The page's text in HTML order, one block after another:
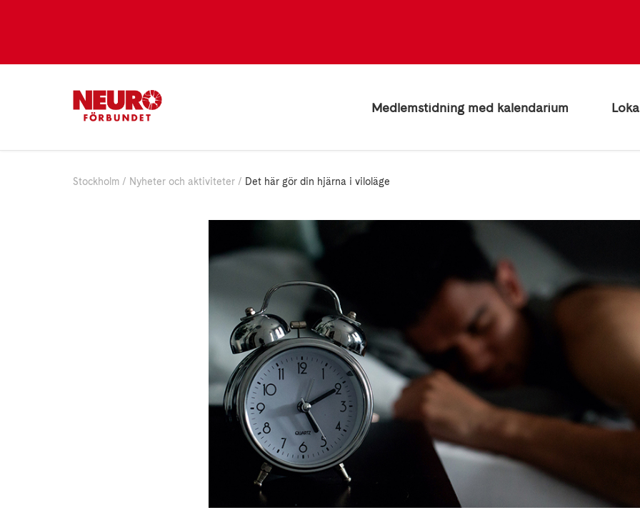
Medlemstidning med kalendarium
Stockholm Nyheter och aktiviteter Det här gör din hjärna i viloläge